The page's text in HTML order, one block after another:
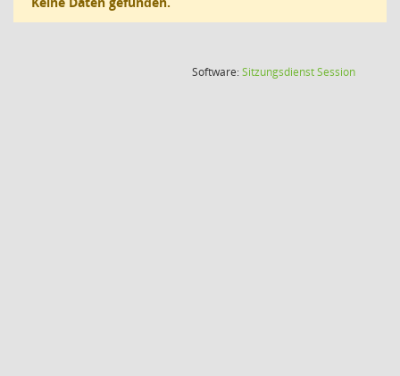
Software:SitzungsdienstSession(Wird in